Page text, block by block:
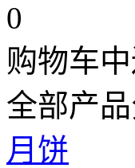
0
购物车
全部产
月饼